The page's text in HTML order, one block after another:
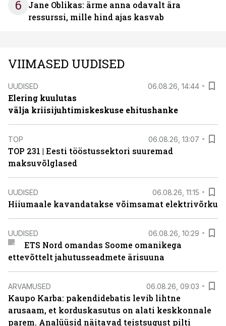
6
Jane Oblikas: ärme anna odavalt ära
ressurssi, mille hind ajas kasvab
VIIMASED UUDISED
UUDISED 06.08.26, 14:44
Elering kuulutas
välja kriisijuhtimiskeskuse ehitushanke
TOP 06.08.26, 13:07
TOP 231 | Eesti tööstussektori suuremad
maksuvõlglased
UUDISED 06.08.26, 11:15
Hiiumaale kavandatakse võimsamat elektrivõrku
UUDISED 06.08.26, 10:29
ETS Nord omandas Soome omanikega
ettevõttelt jahutusseadmete ärisuuna
ARVAMUSED 06.08.26, 09:03
Kaupo Karba: pakendidebatis levib lihtne
arusaam, et korduskasutus on alati keskkonnale
parem. Analüüsid näitavad teistsugust pilti